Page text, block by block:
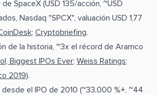
SpaceX (USD 135/acción, ~USD
Nasdaq "SPCX", valuación USD 1,77
; Cryptobriefing.
de la historia, ~3x el récord de Aramco
Biggest IPOs Ever; Weiss Ratings;
2019).
desde el IPO de 2010 (~33.000 %+, ~44